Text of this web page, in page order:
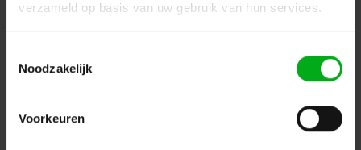
verzameld op basis van uw gebruik van hun services.
Noodzakelijk
Voorkeuren
info@podiumtechniek.nl
Volg ons op Facebook
Volg ons op Instagram
Volg ons op Linkedin